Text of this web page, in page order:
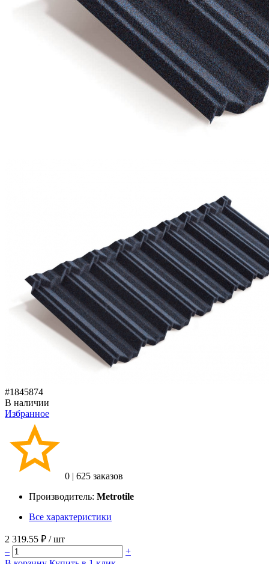
#1845874
В наличии
Избранное
0 | 625 заказов
Производитель: Metrotile
Все характеристики
2 319.55 ₽ / шт
–
+